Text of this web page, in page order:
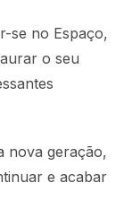
se no Espaço,
o seu
nova geração,
e acabar